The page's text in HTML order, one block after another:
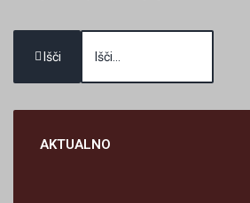
Išči
AKTUALNO